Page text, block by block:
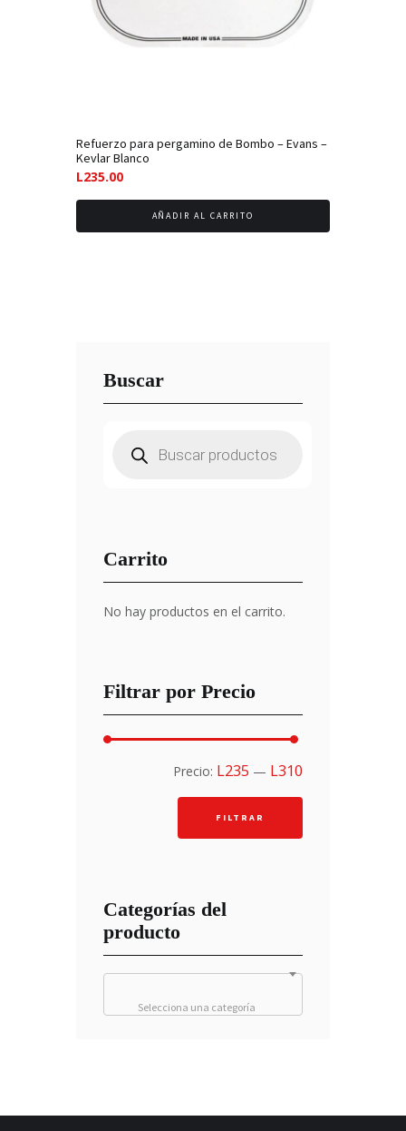
Refuerzo para pergamino de Bombo – Evans –
Kevlar Blanco
L235.00
AÑADIR AL CARRITO
Buscar
productos
Carrito
No hay productos en el carrito.
Filtrar por Precio
mínimo
máximo
FILTRAR
Precio: L235 — L310
Categorías del
producto
Selecciona una categoría